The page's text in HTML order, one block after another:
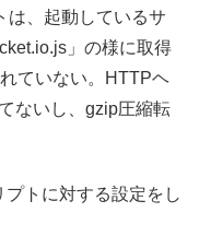
は、起動しているサ
」の様に取得
ていない。HTTPヘ
ないし、gzip圧縮転
トに対する設定をし